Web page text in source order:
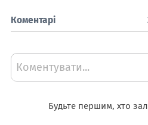
Коментарі
Коментувати...
Будьте першим, хто